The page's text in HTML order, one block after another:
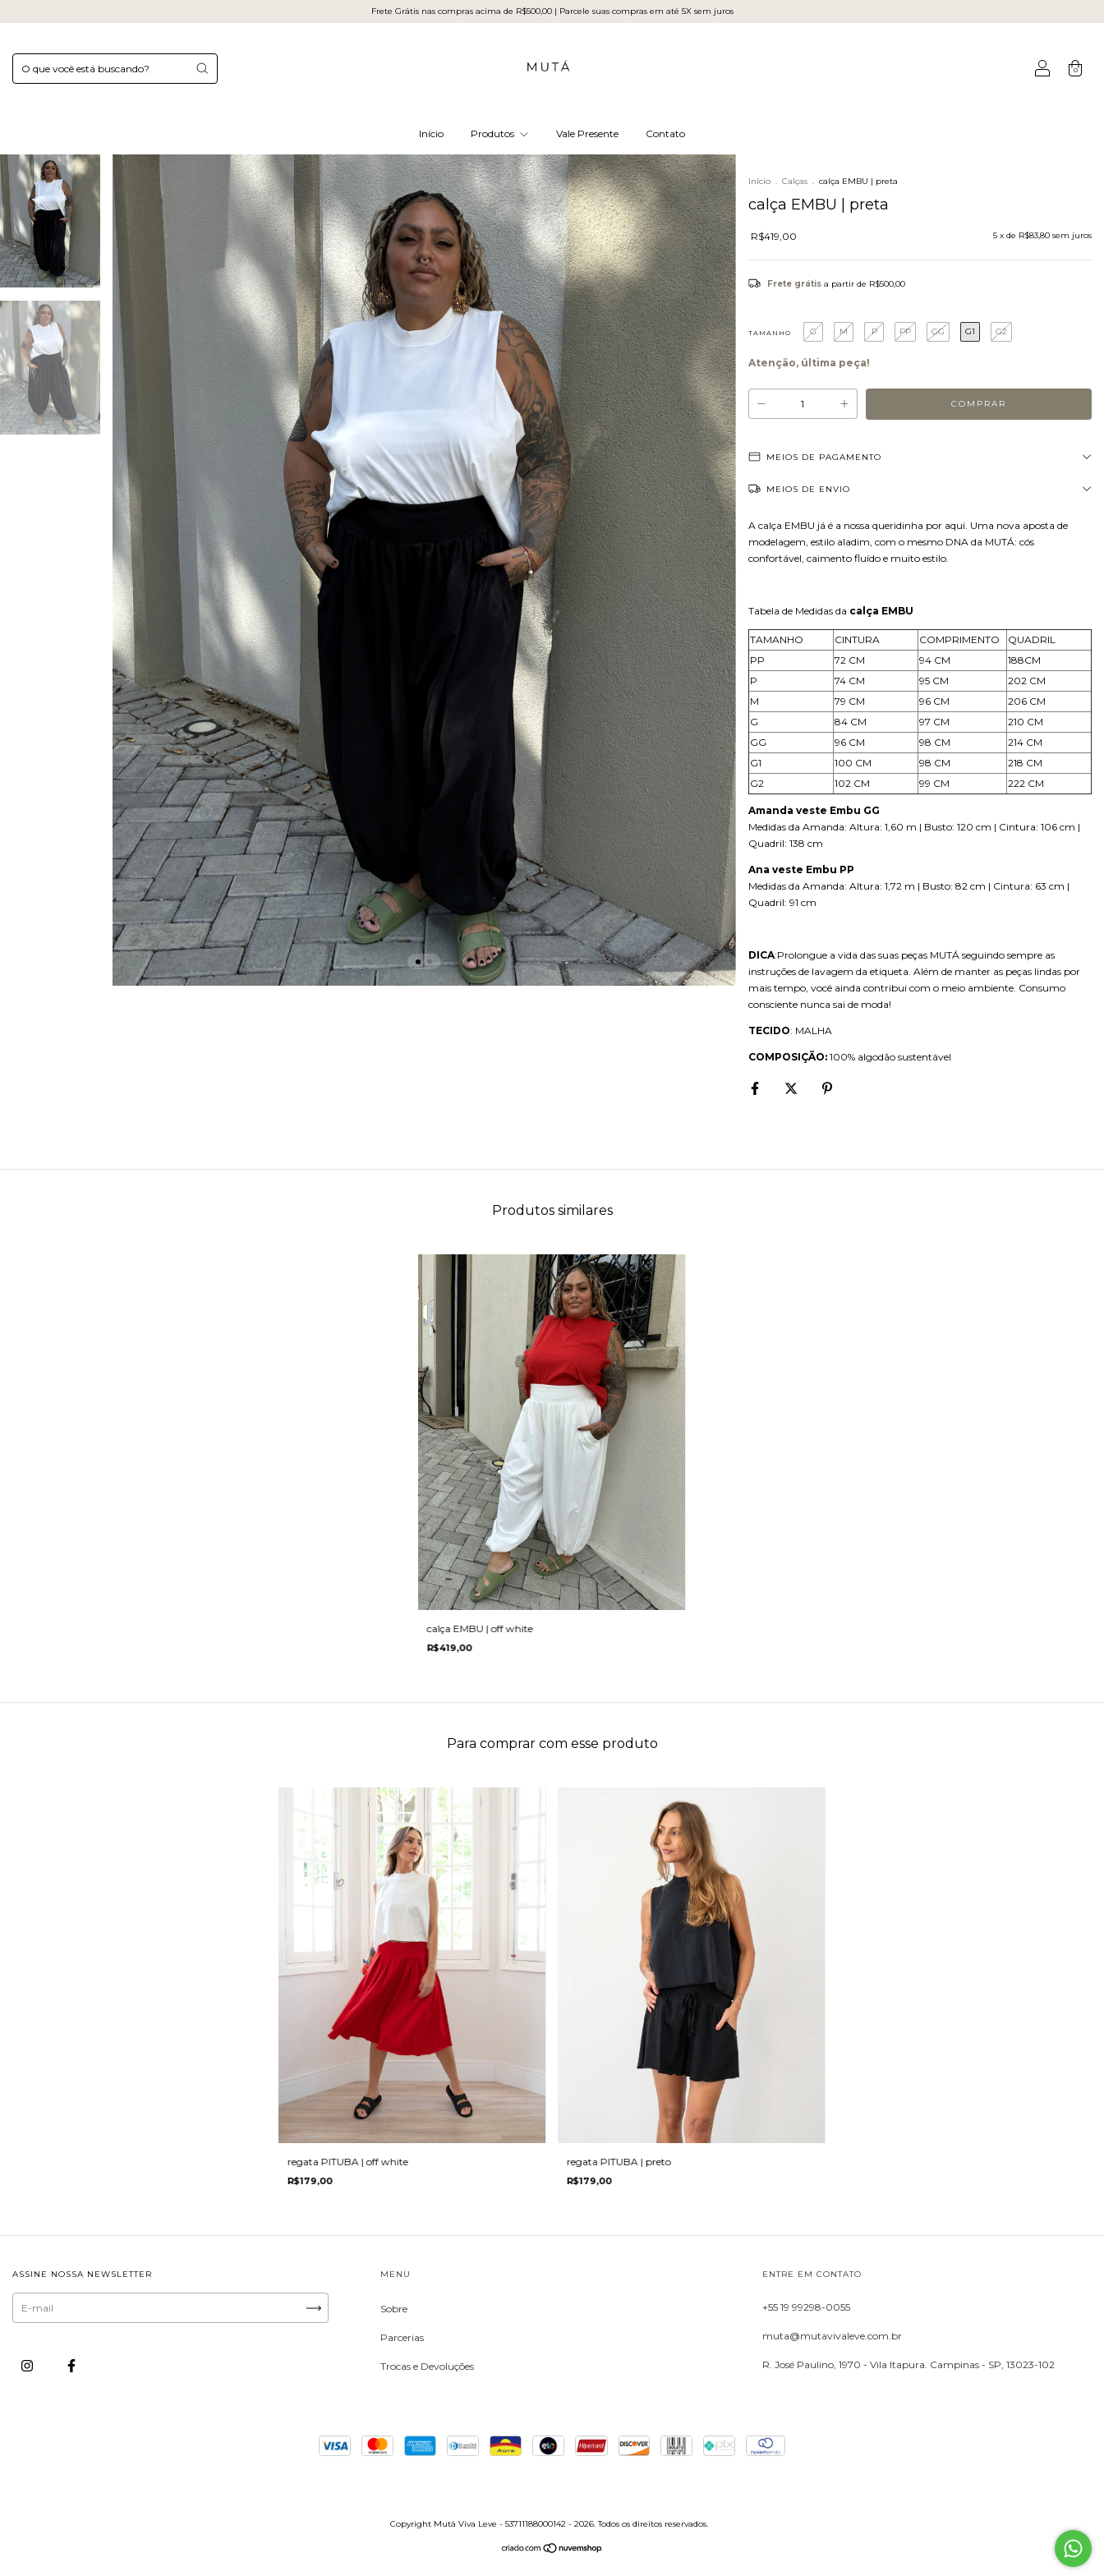
Frete Grátis nas compras acima de R$500,00 | Parcele suas compras em até 5X sem juros
0
Início Produtos Vale Presente Contato
Início . Calças . calça EMBU | preta
calça EMBU | preta
R$419,00 5 x de R$83,80 sem juros
Frete grátis a partir de R$500,00
TAMANHO G M P PP GG G1 G2
Atenção, última peça!
MEIOS DE PAGAMENTO
MEIOS DE ENVIO
A calça EMBU já é a nossa queridinha por aqui. Uma nova aposta de
modelagem, estilo aladim, com o mesmo DNA da MUTÁ: cós
confortável, caimento fluído e muito estilo.
Tabela de Medidas da calça EMBU
TAMANHO CINTURA COMPRIMENTO
QUADRIL
PP
72 CM 94 CM
188CM
P
74 CM 95 CM
202 CM
M
79 CM 96 CM
206 CM
G
84 CM 97 CM
210 CM
GG
96 CM 98 CM
214 CM
G1
100 CM 98 CM
218 CM
G2
102 CM 99 CM 222 CM
Amanda veste Embu GG
Medidas da Amanda: Altura: 1,60 m | Busto: 120 cm | Cintura: 106 cm |
Quadril: 138 cm
Ana veste Embu PP
Medidas da Amanda: Altura: 1,72 m | Busto: 82 cm | Cintura: 63 cm |
Quadril: 91 cm
DICA:Prolongue a vida das suas peças MUTÁ seguindo sempre as
instruções de lavagem da etiqueta. Além de manter as peças lindas por
mais tempo, você ainda contribui com o meio ambiente. Consumo
consciente nunca sai de moda!
TECIDO: MALHA
COMPOSIÇÃO: 100% algodão sustentável
Produtos similares
calça EMBU | off white
R$419,00
Para comprar com esse produto
regata PITUBA | off white
R$179,00
regata PITUBA | preto
R$179,00
ASSINE NOSSA NEWSLETTER MENU
Sobre
Parcerias
Trocas e Devoluções
ENTRE EM CONTATO
+55 19 99298-0055
muta@mutavivaleve.com.br
R. José Paulino, 1970 - Vila Itapura. Campinas - SP, 13023-102
Copyright Mutá Viva Leve - 53711188000142 - 2026. Todos os direitos reservados.